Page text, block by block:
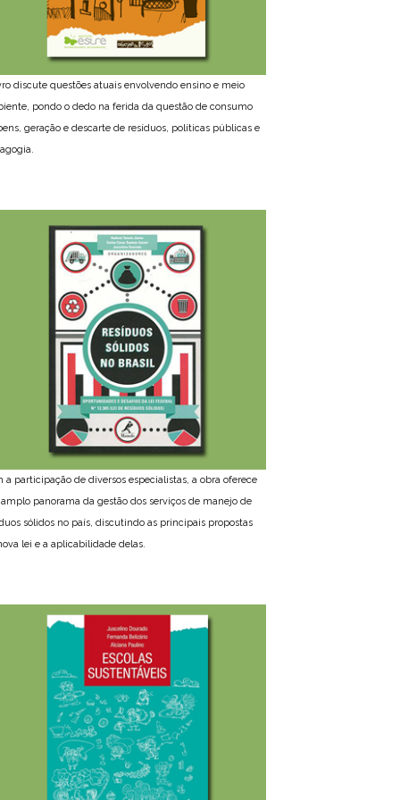
discute questões atuais envolvendo ensino e meio
pondo o dedo na ferida da questão de consumo
geração e descarte de resíduos, políticas públicas e
a participação de diversos especialistas, a obra oferece
panorama da gestão dos serviços de manejo de
sólidos no país, discutindo as principais propostas
lei e a aplicabilidade delas.